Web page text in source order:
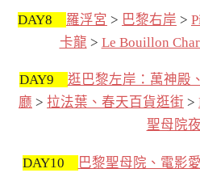
DAY8 羅浮宮 > 巴黎右岸 >
卡龍 > Le Bouillon
DAY9 逛巴黎左岸：萬神殿
廳 > 拉法葉、春天百貨逛街 >
聖母院
DAY10 巴黎聖母院、電影